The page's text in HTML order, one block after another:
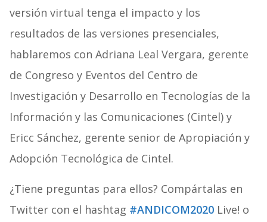
versión virtual tenga el impacto y los
resultados de las versiones presenciales,
hablaremos con Adriana Leal Vergara, gerente
de Congreso y Eventos del Centro de
Investigación y Desarrollo en Tecnologías de la
Información y las Comunicaciones (Cintel) y
Ericc Sánchez, gerente senior de Apropiación y
Adopción Tecnológica de Cintel.
¿Tiene preguntas para ellos? Compártalas en
Twitter con el hashtag #ANDICOM2020Live! o